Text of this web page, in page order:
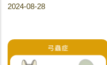
2024-08-28